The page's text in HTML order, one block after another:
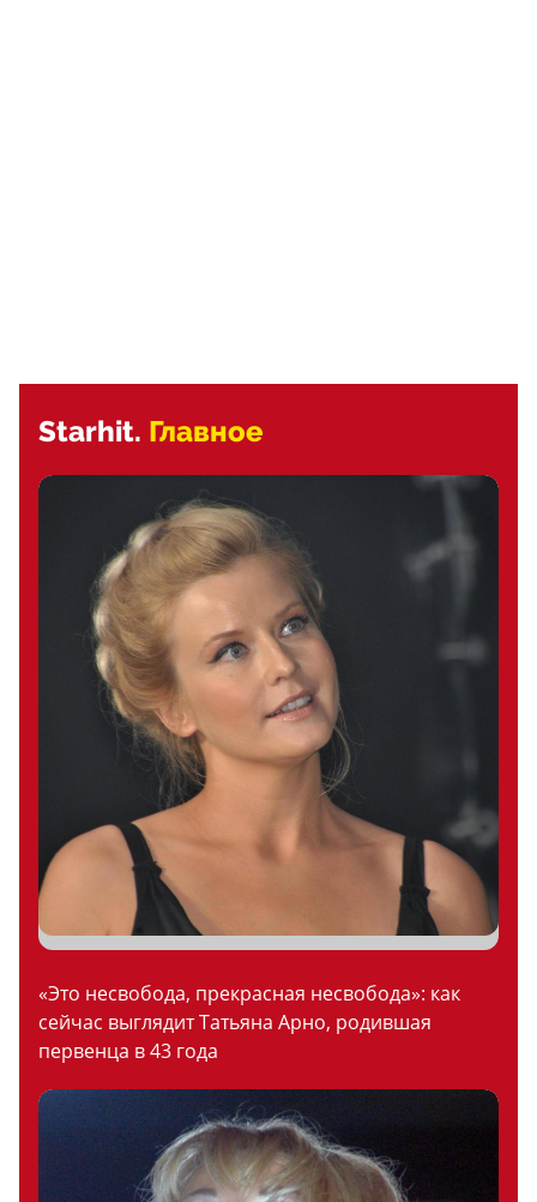
Starhit. Главное
«Это несвобода, прекрасная несвобода»: как
сейчас выглядит Татьяна Арно, родившая
первенца в 43 года